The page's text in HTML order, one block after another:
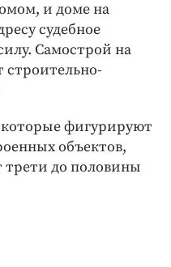
и доме на
судебное
Самострой на
строительно-
фигурируют
объектов,
до половины